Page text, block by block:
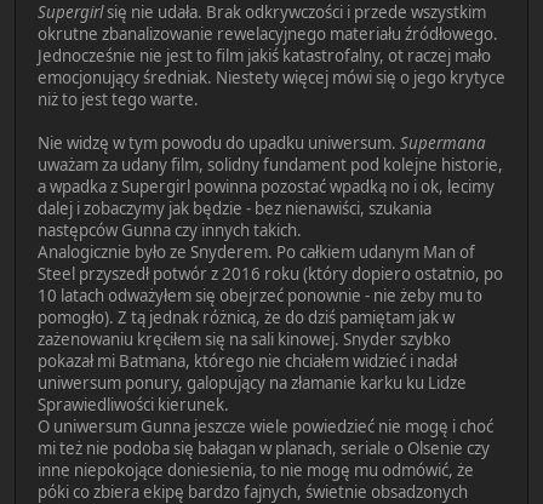
Supergirlsię nie udała. Brak odkrywczości i przede wszystkim
okrutne zbanalizowanie rewelacyjnego materiału źródłowego.
Jednocześnie nie jest to film jakiś katastrofalny, ot raczej mało
emocjonujący średniak. Niestety więcej mówi się o jego krytyce
niż to jest tego warte.
Nie widzę w tym powodu do upadku uniwersum. Supermana
uważam za udany film, solidny fundament pod kolejne historie,
a wpadka z Supergirl powinna pozostać wpadką no i ok, lecimy
dalej i zobaczymy jak będzie - bez nienawiści, szukania
następców Gunna czy innych takich.
Analogicznie było ze Snyderem. Po całkiem udanym Man of
Steel przyszedł potwór z 2016 roku (który dopiero ostatnio, po
10 latach odważyłem się obejrzeć ponownie - nie żeby mu to
pomogło). Z tą jednak różnicą, że do dziś pamiętam jak w
zażenowaniu kręciłem się na sali kinowej. Snyder szybko
pokazał mi Batmana, którego nie chciałem widzieć i nadał
uniwersum ponury, galopujący na złamanie karku ku Lidze
Sprawiedliwości kierunek.
O uniwersum Gunna jeszcze wiele powiedzieć nie mogę i choć
mi też nie podoba się bałagan w planach, seriale o Olsenie czy
inne niepokojące doniesienia, to nie mogę mu odmówić, że
póki co zbiera ekipę bardzo fajnych, świetnie obsadzonych